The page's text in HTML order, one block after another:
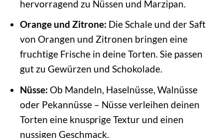
hervorragend zu Nüssen und Marzipan.
Orange und Zitrone: Die Schale und der Saft
von Orangen und Zitronen bringen eine
fruchtige Frische in deine Torten. Sie passen
gut zu Gewürzen und Schokolade.
Nüsse: Ob Mandeln, Haselnüsse, Walnüsse
oder Pekannüsse – Nüsse verleihen deinen
Torten eine knusprige Textur und einen
nussigen Geschmack.